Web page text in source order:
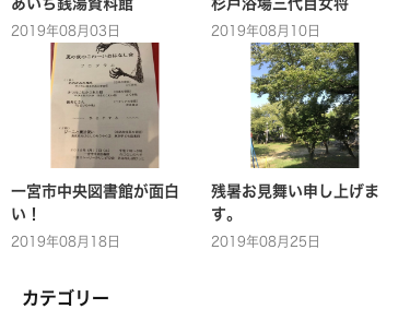
あいち銭湯資料館
2019年08月03日
杉戸浴場三代目女将
2019年08月10日
一宮市中央図書館が面白
い！
2019年08月18日
残暑お見舞い申し上げま
す。
2019年08月25日
カテゴリー